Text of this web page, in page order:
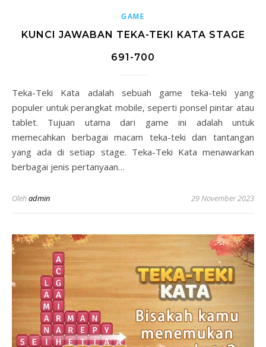
GAME
KUNCI JAWABAN TEKA-TEKI KATA STAGE
691-700
Teka-Teki Kata adalah sebuah game teka-teki yang
populer untuk perangkat mobile, seperti ponsel pintar atau
tablet. Tujuan utama dari game ini adalah untuk
memecahkan berbagai macam teka-teki dan tantangan
yang ada di setiap stage. Teka-Teki Kata menawarkan
berbagai jenis pertanyaan…
Olehadmin 29 November 2023